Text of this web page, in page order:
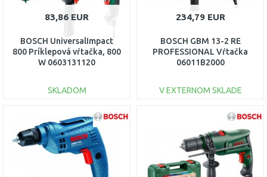
83,86 EUR
BOSCH UniversalImpact
800 Príklepová vŕtačka, 800
W 0603131120
SKLADOM
DO KOŠÍKA
Porovnať
234,79 EUR
BOSCH GBM 13-2 RE
PROFESSIONAL Vŕtačka
06011B2000
V EXTERNOM SKLADE
DO KOŠÍKA
Porovnať